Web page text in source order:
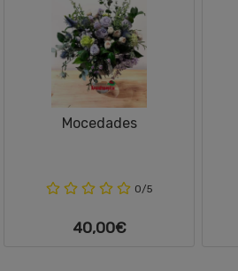
Mocedades
0/5
40,00€